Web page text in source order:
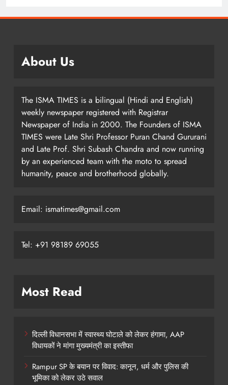
About Us
The ISMA TIMES is a bilingual (Hindi and English)
weekly newspaper registered with Registrar
Newspaper of India in 2000. The Founders of ISMA
TIMES were Late Shri Professor Puran Chand Gururani
and Late Prof. Shri Subash Chandra and now running
by an experienced team with the moto to spread
humanity, peace and brotherhood globally.
Email: ismatimes@gmail.com
Tel: +91 98189 69055
Most Read
दिल्ली विधानसभा में स्वास्थ्य घोटाले को लेकर हंगामा, AAP
विधायकों ने मांगा मुख्यमंत्री का इस्तीफा
Rampur SP के बयान पर विवाद: कानून, धर्म और पुलिस की
भूमिका को लेकर उठे सवाल